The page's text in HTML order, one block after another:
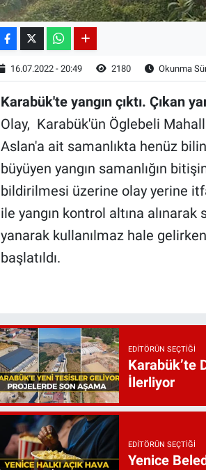
16.07.2022 - 20:49 2180 Okunma
Karabük'te yangın çıktı. Çıkan
Olay, Karabük'ün Öglebeli
Aslan'a ait samanlıkta henüz
büyüyen yangın samanlığın
bildirilmesi üzerine olay yerine
ile yangın kontrol altına
yanarak kullanılmaz hale
başlatıldı.
EDITÖRÜN SEÇTIĞI
Karabük’te
İlerliyor
EDITÖRÜN SEÇTIĞI
Yenice